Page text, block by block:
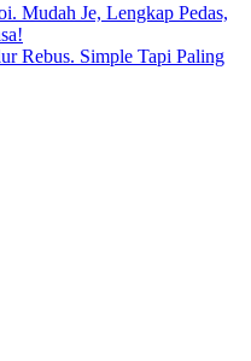
Mudah Je, Lengkap Pedas,
Rebus. Simple Tapi Paling